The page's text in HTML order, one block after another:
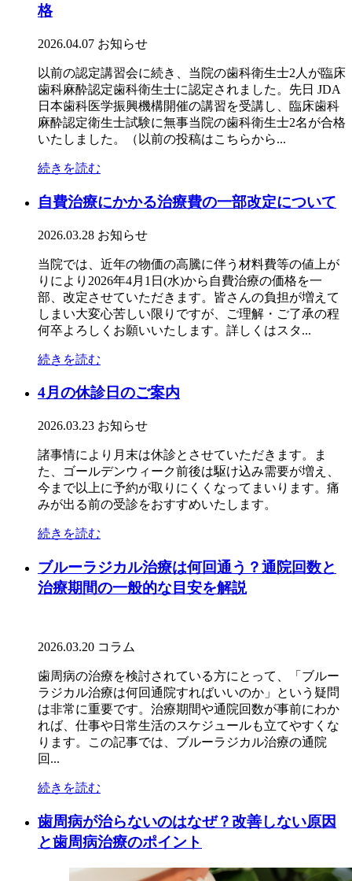
格
2026.04.07 お知らせ
以前の認定講習会に続き、当院の歯科衛生士2人が臨床
歯科麻酔認定歯科衛生士に認定されました。先日 JDA
日本歯科医学振興機構開催の講習を受講し、臨床歯科
麻酔認定衛生士試験に無事当院の歯科衛生士2名が合格
いたしました。（以前の投稿はこちらから...
続きを読む
自費治療にかかる治療費の一部改定について
2026.03.28 お知らせ
当院では、近年の物価の高騰に伴う材料費等の値上が
りにより2026年4月1日(水)から自費治療の価格を一
部、改定させていただきます。皆さんの負担が増えて
しまい大変心苦しい限りですが、ご理解・ご了承の程
何卒よろしくお願いいたします。詳しくはスタ...
続きを読む
4月の休診日のご案内
2026.03.23 お知らせ
諸事情により月末は休診とさせていただきます。ま
た、ゴールデンウィーク前後は駆け込み需要が増え、
今まで以上に予約が取りにくくなってまいります。痛
みが出る前の受診をおすすめいたします。
続きを読む
ブルーラジカル治療は何回通う？通院回数と
治療期間の一般的な目安を解説
2026.03.20 コラム
歯周病の治療を検討されている方にとって、「ブルー
ラジカル治療は何回通院すればいいのか」という疑問
は非常に重要です。治療期間や通院回数が事前にわか
れば、仕事や日常生活のスケジュールも立てやすくな
ります。この記事では、ブルーラジカル治療の通院
回...
続きを読む
歯周病が治らないのはなぜ？改善しない原因
と歯周病治療のポイント